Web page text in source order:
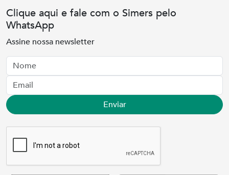
Clique aqui e fale com o Simers pelo
WhatsApp
Assine nossa newsletter
Nome
Email
Enviar